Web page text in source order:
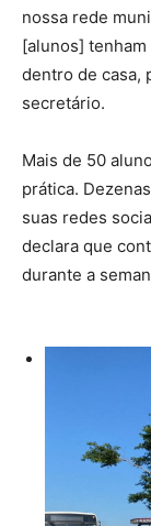
nossa rede
[alunos]
dentro de casa,
secretário.
Mais de 50
prática.
suas redes
declara que
durante a